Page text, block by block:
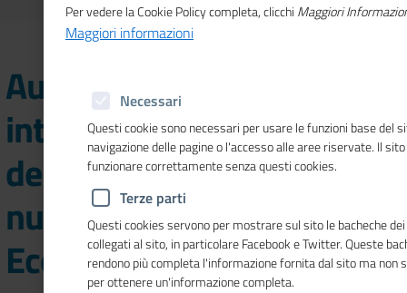
Aumento dei tassi di
interesse, inflazione, costi
dell'energia nel nuovo
numero di "Unioncamere
Economia & Imprese"
Per vedere la Cookie Policy completa, clicchi Maggiori
Maggiori informazioni
Necessari
Questi cookie sono necessari per usare le funzioni base del
navigazione delle pagine o l'accesso alle aree riservate. Il
funzionare correttamente senza questi cookies.
Terze parti
Questi cookies servono per mostrare sul sito le bacheche
collegati al sito, in particolare Facebook e Twitter. Queste
rendono più completa l'informazione fornita dal sito ma non
per ottenere un'informazione completa.